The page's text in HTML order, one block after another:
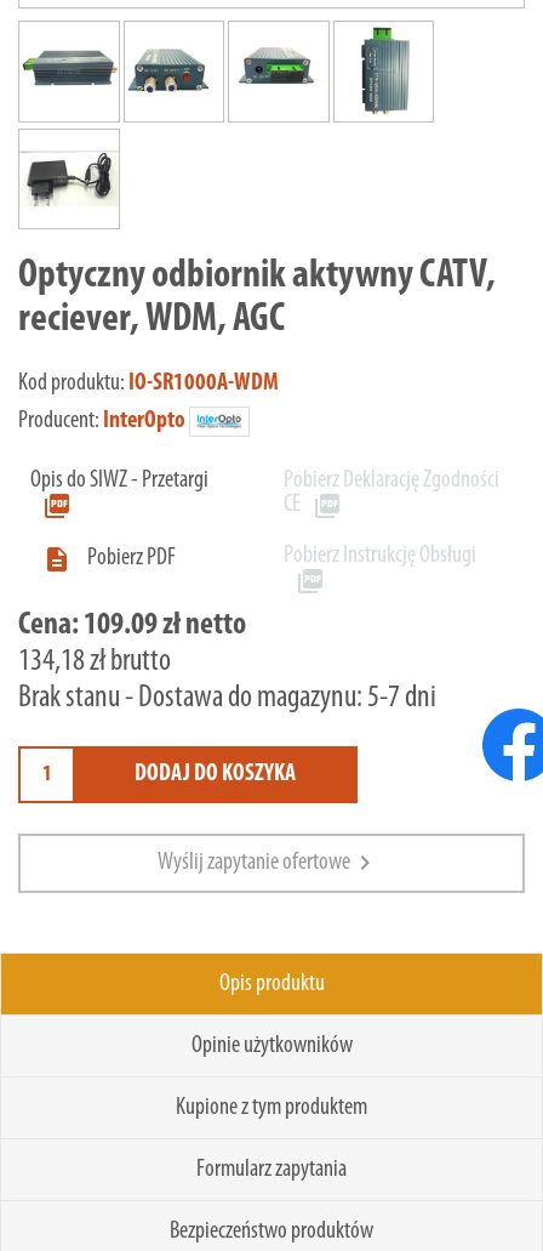
Optyczny odbiornik aktywny CATV,
reciever, WDM, AGC
Kod produktu: IO-SR1000A-WDM
Producent: InterOpto
Opis do SIWZ - Przetargi
picture_as_pdf
Pobierz Deklarację Zgodności
CE picture_as_pdf

Pobierz PDF Pobierz Instrukcję Obsługi
picture_as_pdf
Cena: 109.09 zł netto
134,18 zł brutto
Brak stanu - Dostawa do magazynu: 5-7 dni
DODAJ DO KOSZYKA
Wyślij zapytanie ofertowe chevron_right
Opis produktu
Opinie użytkowników
Kupione z tym produktem
Formularz zapytania
Bezpieczeństwo produktów